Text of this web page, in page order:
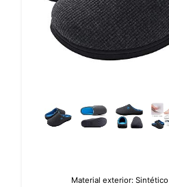
Material exterior: Sintético